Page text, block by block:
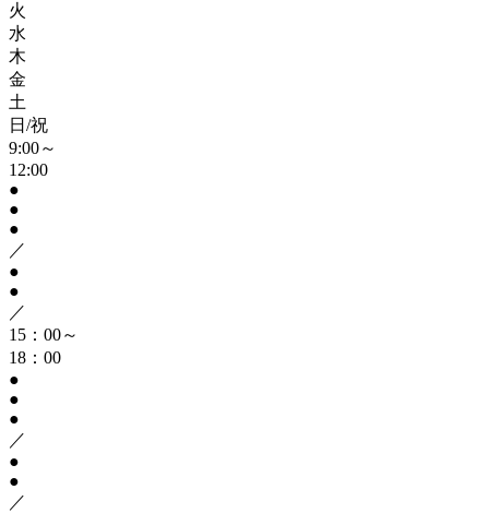
火
水
木
金
土
日/祝
9:00～
12:00
●
●
●
／
●
●
／
15：00～
18：00
●
●
●
／
●
●
／